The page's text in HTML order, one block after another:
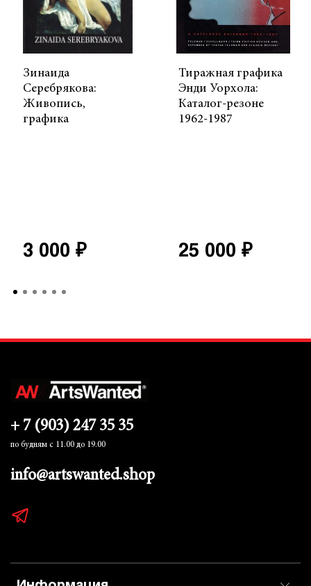
Зинаида
Серебрякова:
Живопись,
графика
3 000 ₽
Тиражная графика
Энди Уорхола:
Каталог-резоне
1962-1987
25 000 ₽
+ 7 (903) 247 35 35
по будням с 11.00 до 19.00
info@artswanted.shop